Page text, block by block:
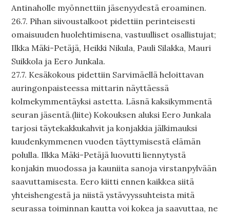
Antinaholle myönnettiin jäsenyydestä eroaminen.
26.7. Pihan siivoustalkoot pidettiin perinteisesti
omaisuuden huolehtimisena, vastuulliset osallistujat;
Ilkka Mäki-Petäjä, Heikki Nikula, Pauli Silakka, Mauri
Suikkola ja Eero Junkala.
27.7. Kesäkokous pidettiin Sarvimäellä heloittavan
auringonpaisteessa mittarin näyttäessä
kolmekymmentäyksi astetta. Läsnä kaksikymmentä
seuran jäsentä.(liite) Kokouksen aluksi Eero Junkala
tarjosi täytekakkukahvit ja konjakkia jälkimauksi
kuudenkymmenen vuoden täyttymisestä elämän
polulla. Ilkka Mäki-Petäjä luovutti liennytystä
konjakin muodossa ja kauniita sanoja virstanpylvään
saavuttamisesta. Eero kiitti ennen kaikkea siitä
yhteishengestä ja niistä ystävyyssuhteista mitä
seurassa toiminnan kautta voi kokea ja saavuttaa, ne